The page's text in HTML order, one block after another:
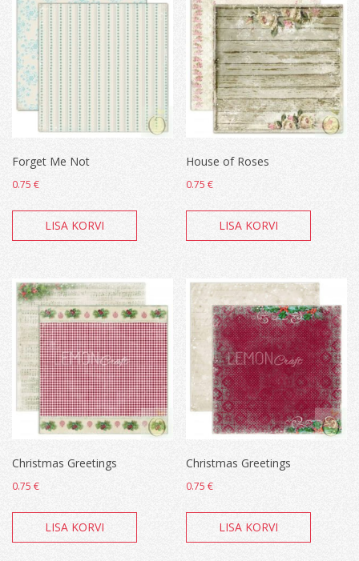
Forget Me Not
0.75 €
LISA KORVI
House of Roses
0.75€
LISA KORVI
Christmas Greetings
0.75 €
LISA KORVI
Christmas Greetings
0.75€
LISA KORVI